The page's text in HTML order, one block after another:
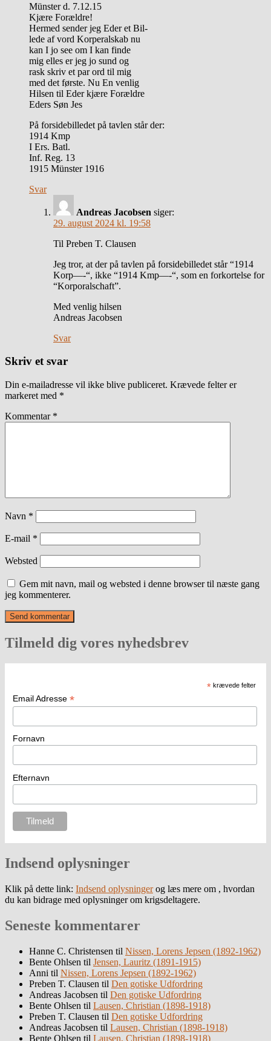
Münster d. 7.12.15
Kjære Forældre!
Hermed sender jeg Eder et Bil-
lede af vord Korperalskab nu
kan I jo see om I kan finde
mig elles er jeg jo sund og
rask skriv et par ord til mig
med det første. Nu En venlig
Hilsen til Eder kjære Forældre
Eders Søn Jes
På forsidebilledet på tavlen står der:
1914 Kmp
I Ers. Batl.
Inf. Reg. 13
1915 Münster 1916
Svar
Andreas Jacobsen siger:
29. august 2024 kl. 19:58
Til Preben T. Clausen
Jeg tror, at der på tavlen på forsidebilledet står “1914
Korp—-“, ikke “1914 Kmp—-“, som en forkortelse for
“Korporalschaft”.
Med venlig hilsen
Andreas Jacobsen
Svar
Skriv et svar
Din e-mailadresse vil ikke blive publiceret. Krævede felter er
markeret med *
Kommentar *
Navn *
E-mail *
Websted
Gem mit navn, mail og websted i denne browser til næste gang
jeg kommenterer.
Tilmeld dig vores nyhedsbrev
* krævede felter
Email Adresse *
Fornavn
Efternavn
Indsend oplysninger
Klik på dette link: Indsend oplysningerog læs mere om , hvordan
du kan bidrage med oplysninger om krigsdeltagere.
Seneste kommentarer
Hanne C. Christensen til Nissen, Lorens Jepsen (1892-1962)
Bente Ohlsen til Jensen, Lauritz (1891-1915)
Anni til Nissen, Lorens Jepsen (1892-1962)
Preben T. Clausen til Den gotiske Udfordring
Andreas Jacobsen til Den gotiske Udfordring
Bente Ohlsen til Lausen, Christian (1898-1918)
Preben T. Clausen til Den gotiske Udfordring
Andreas Jacobsen til Lausen, Christian (1898-1918)
Bente Ohlsen til Lausen, Christian (1898-1918)